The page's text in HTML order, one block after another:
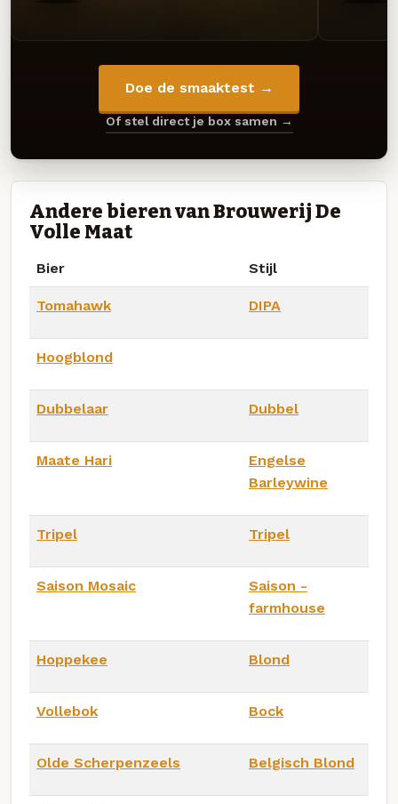
Doe de smaaktest →
Of stel direct je box samen →
Andere bieren van Brouwerij De
Volle Maat
Bier Stijl
Tomahawk DIPA
Hoogblond
Dubbelaar Dubbel
Maate Hari
Engelse
Barleywine
Tripel Tripel
Saison Mosaic
Saison -
farmhouse
Hoppekee Blond
Vollebok Bock
Olde Scherpenzeels Belgisch Blond